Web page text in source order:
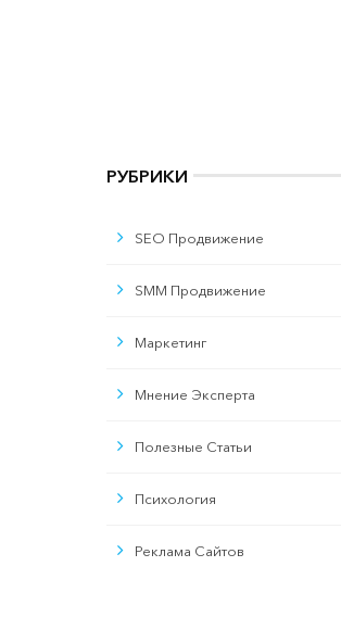
РУБРИКИ
SEO Продвижение
SMM Продвижение
Маркетинг
Мнение Эксперта
Полезные Статьи
Психология
Реклама Сайтов